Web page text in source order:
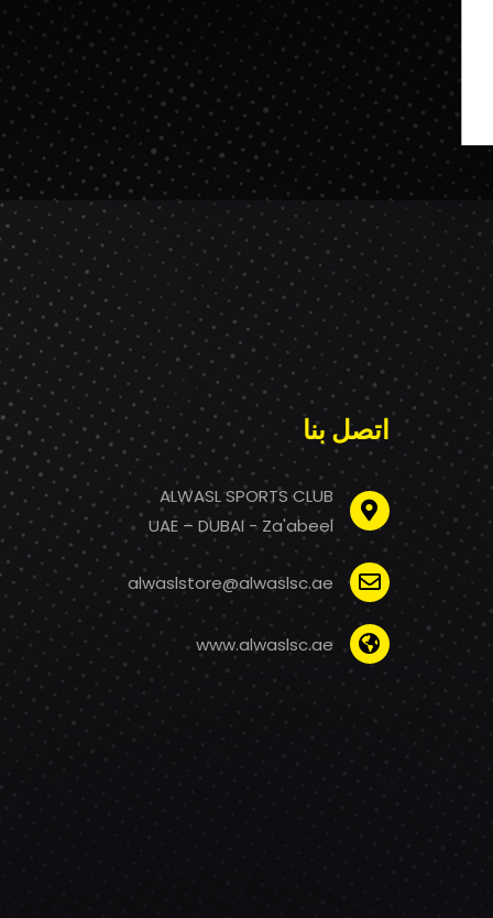
اتصل بنا
ALWASL SPORTS CLUB
UAE – DUBAI - Za'abeel
alwaslstore@alwaslsc.ae
www.alwaslsc.ae